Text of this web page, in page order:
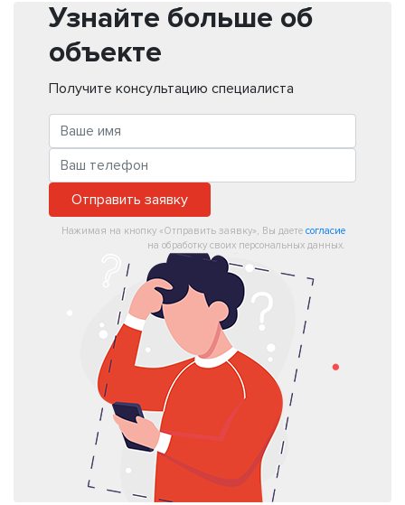
Узнайте больше об
объекте
Получите консультацию специалиста
Отправить заявку
Нажимая на кнопку «Отправить заявку», Вы даете согласие
на обработку своих персональных данных.